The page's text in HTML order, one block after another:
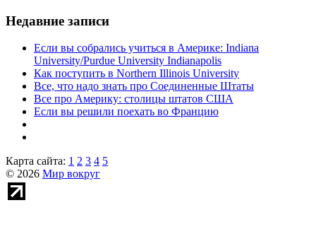
Недавние записи
Если вы собрались учиться в Америке: Indiana
University/Purdue University Indianapolis
Как поступить в Northern Illinois University
Все, что надо знать про Соединенные Штаты
Все про Америку: столицы штатов США
Если вы решили поехать во Францию
Карта сайта: 1 2 3 4 5
© 2026 Мир вокруг